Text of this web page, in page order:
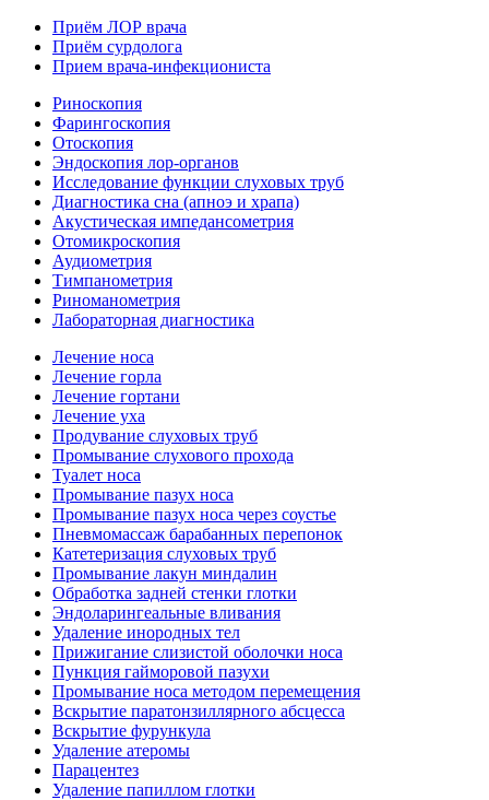
Приём ЛОР врача
Приём сурдолога
Прием врача-инфекциониста
Риноскопия
Фарингоскопия
Отоскопия
Эндоскопия лор-органов
Исследование функции слуховых труб
Диагностика сна (апноэ и храпа)
Акустическая импедансометрия
Отомикроскопия
Аудиометрия
Тимпанометрия
Риноманометрия
Лабораторная диагностика
Лечение носа
Лечение горла
Лечение гортани
Лечение уха
Продувание слуховых труб
Промывание слухового прохода
Туалет носа
Промывание пазух носа
Промывание пазух носа через соустье
Пневмомассаж барабанных перепонок
Катетеризация слуховых труб
Промывание лакун миндалин
Обработка задней стенки глотки
Эндоларингеальные вливания
Удаление инородных тел
Прижигание слизистой оболочки носа
Пункция гайморовой пазухи
Промывание носа методом перемещения
Вскрытие паратонзиллярного абсцесса
Вскрытие фурункула
Удаление атеромы
Парацентез
Удаление папиллом глотки